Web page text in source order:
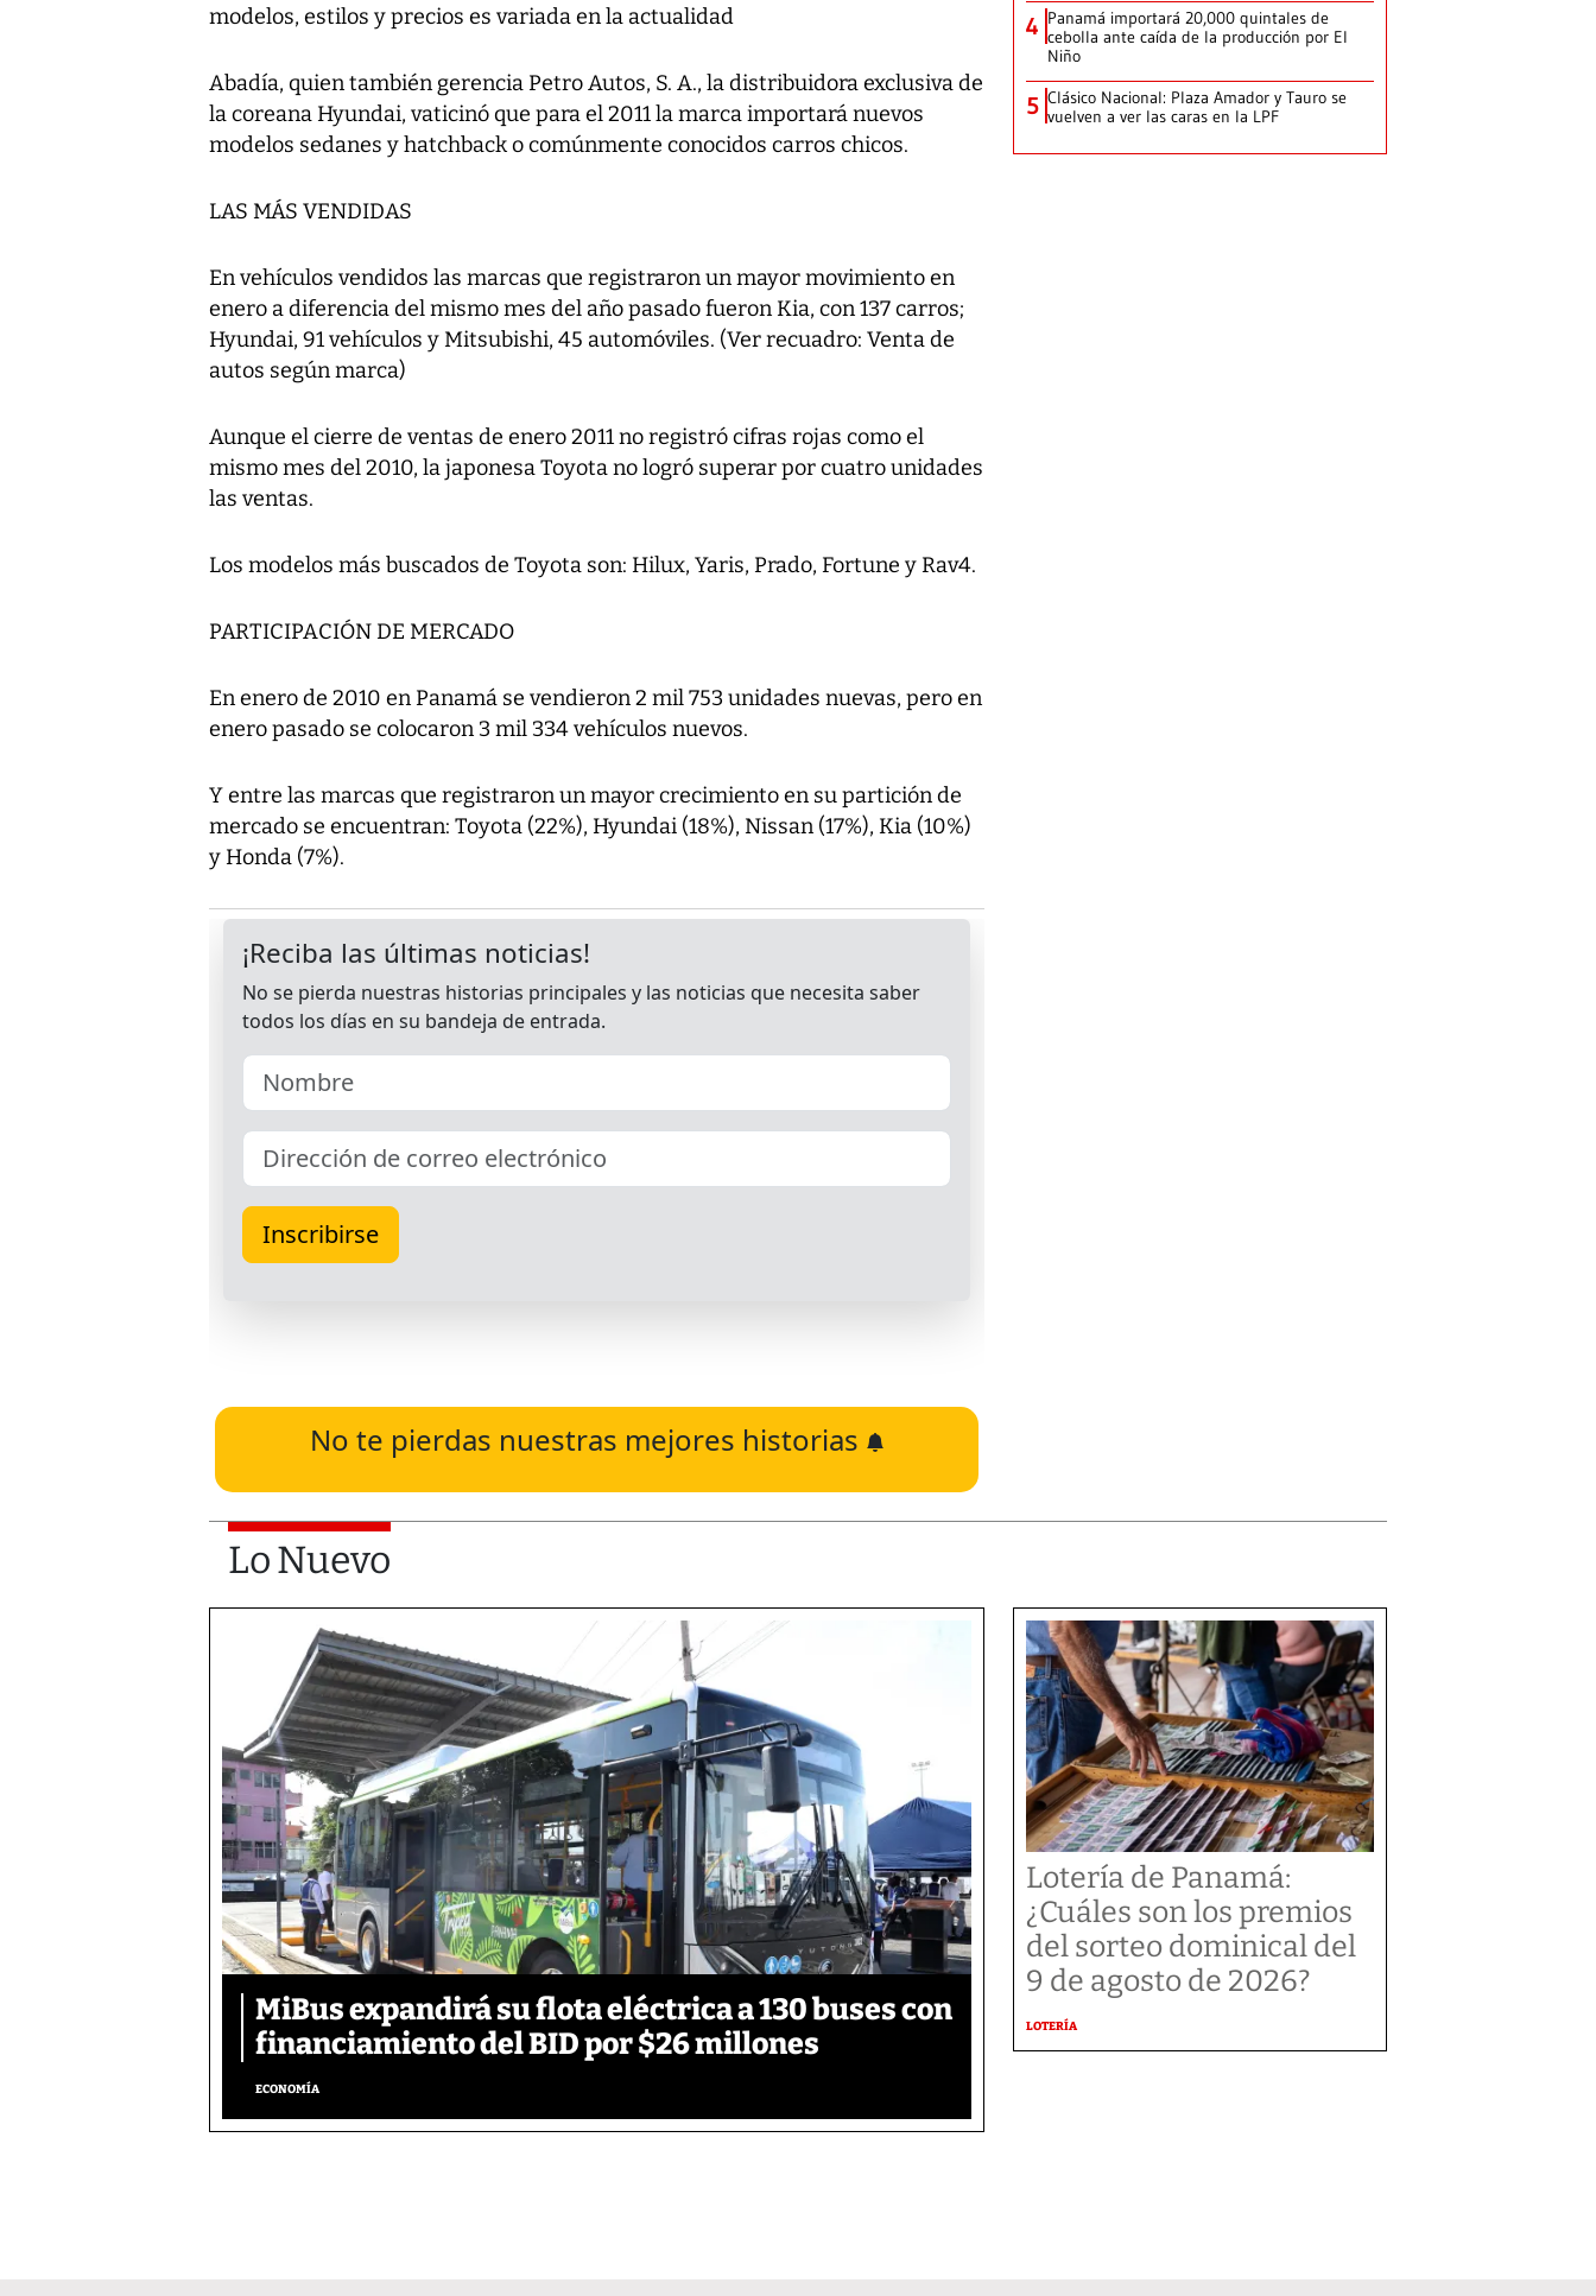
modelos, estilos y precios es variada en la actualidad
Abadía, quien también gerencia Petro Autos, S. A., la distribuidora exclusiva de
la coreana Hyundai, vaticinó que para el 2011 la marca importará nuevos
modelos sedanes y hatchback o comúnmente conocidos carros chicos.
LAS MÁS VENDIDAS
En vehículos vendidos las marcas que registraron un mayor movimiento en
enero a diferencia del mismo mes del año pasado fueron Kia, con 137 carros;
Hyundai, 91 vehículos y Mitsubishi, 45 automóviles. (Ver recuadro: Venta de
autos según marca)
Aunque el cierre de ventas de enero 2011 no registró cifras rojas como el
mismo mes del 2010, la japonesa Toyota no logró superar por cuatro unidades
las ventas.
Los modelos más buscados de Toyota son: Hilux, Yaris, Prado, Fortune y Rav4.
PARTICIPACIÓN DE MERCADO
En enero de 2010 en Panamá se vendieron 2 mil 753 unidades nuevas, pero en
enero pasado se colocaron 3 mil 334 vehículos nuevos.
Y entre las marcas que registraron un mayor crecimiento en su partición de
mercado se encuentran: Toyota (22%), Hyundai (18%), Nissan (17%), Kia (10%)
y Honda (7%).
No te pierdas nuestras mejores historias
4 Panamá importará 20,000 quintales de
cebolla ante caída de la producción por El
Niño
5 Clásico Nacional: Plaza Amador y Tauro se
vuelven a ver las caras en la LPF
Lo Nuevo
MiBus expandirá su flota eléctrica a 130 buses con
financiamiento del BID por $26 millones
ECONOMÍA
Lotería de Panamá:
¿Cuáles son los premios
del sorteo dominical del
9 de agosto de 2026?
LOTERÍA